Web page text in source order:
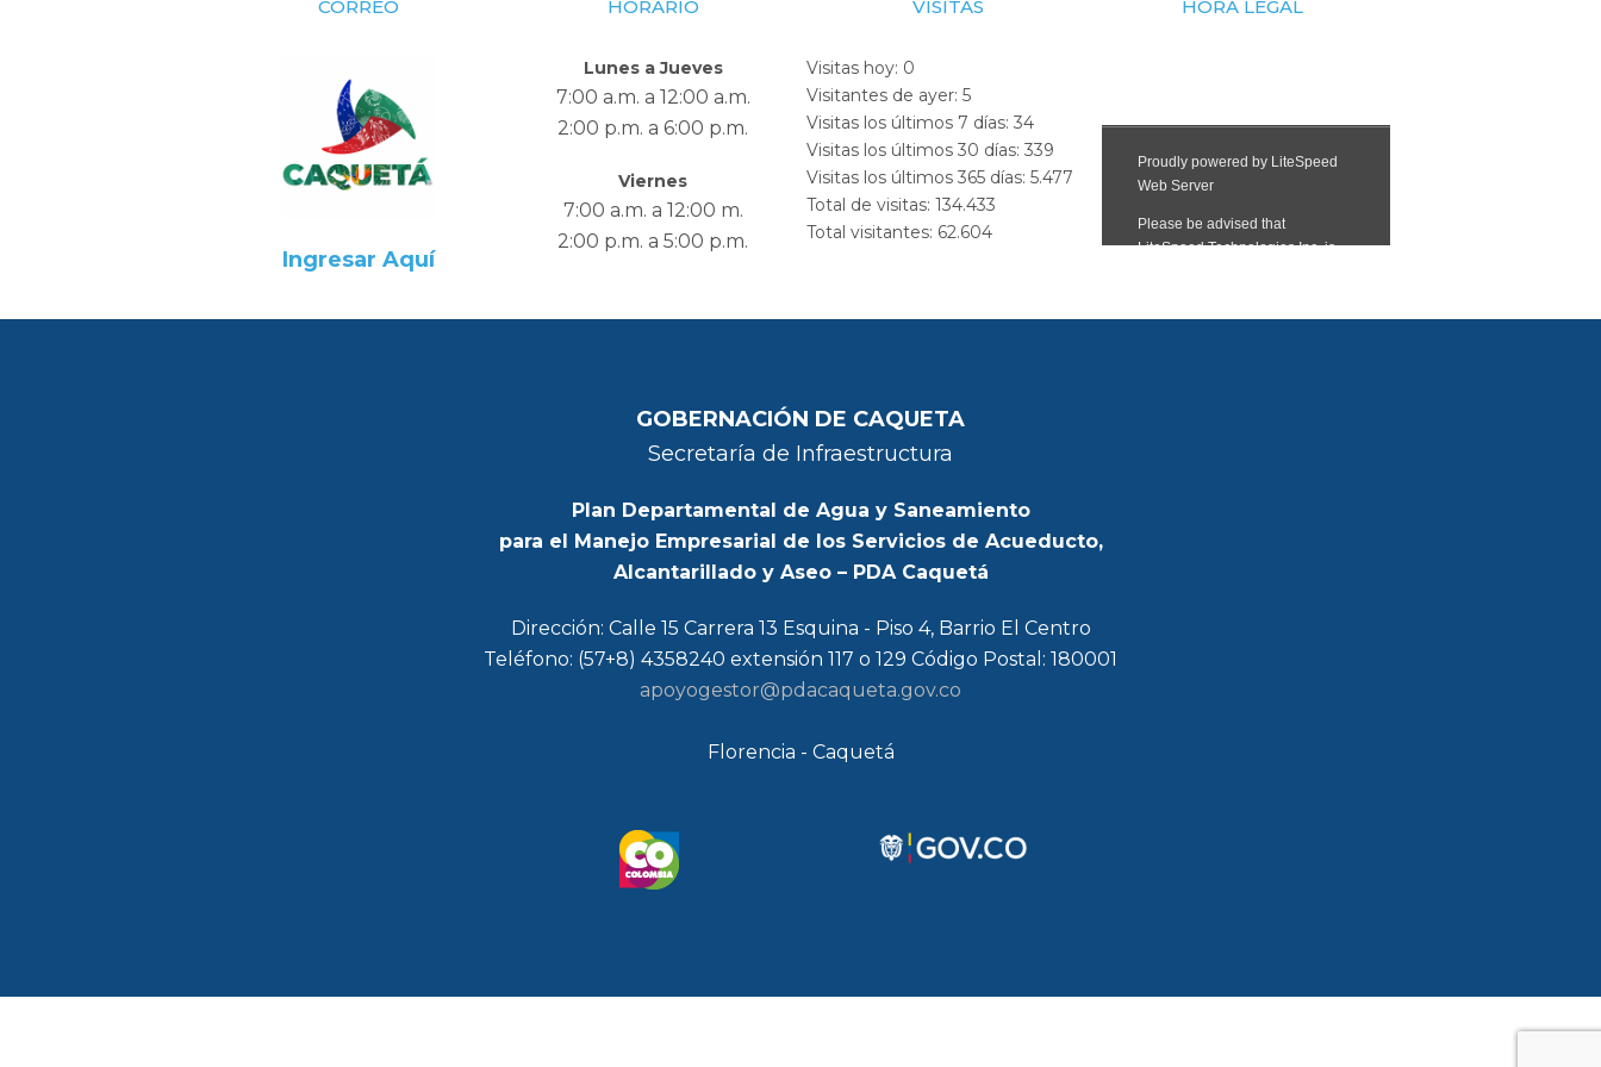
CORREO
Ingresar Aquí
HORARIO
Lunes a Jueves
7:00 a.m. a 12:00 a.m.
2:00 p.m. a 6:00 p.m.
Viernes
7:00 a.m. a 12:00 m.
2:00 p.m. a 5:00 p.m.
VISITAS
Visitas hoy: 0
Visitantes de ayer: 5
Visitas los últimos 7 días: 34
Visitas los últimos 30 días: 339
Visitas los últimos 365 días: 5.477
Total de visitas: 134.433
Total visitantes: 62.604
HORA LEGAL
GOBERNACIÓN DE CAQUETA
Secretaría de Infraestructura
Plan Departamental de Agua y Saneamiento
para el Manejo Empresarial de los Servicios de Acueducto,
Alcantarillado y Aseo – PDA Caquetá
Dirección: Calle 15 Carrera 13 Esquina - Piso 4, Barrio El Centro
Teléfono: (57+8) 4358240 extensión 117 o 129 Código Postal: 180001
apoyogestor@pdacaqueta.gov.co
Florencia - Caquetá